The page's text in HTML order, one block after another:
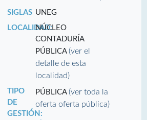
SIGLAS UNEG
LOCALIDAD:NÚCLEO
CONTADURÍA
PÚBLICA(ver el
detalle de esta
localidad)
TIPO
DE
GESTIÓN:
PÚBLICA(ver toda la
oferta oferta pública)